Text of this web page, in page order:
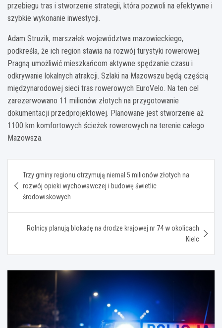
przebiegu tras i stworzenie strategii, która pozwoli na efektywne i
szybkie wykonanie inwestycji.
Adam Struzik, marszałek województwa mazowieckiego,
podkreśla, że ich region stawia na rozwój turystyki rowerowej.
Pragną umożliwić mieszkańcom aktywne spędzanie czasu i
odkrywanie lokalnych atrakcji. Szlaki na Mazowszu będą częścią
międzynarodowej sieci tras rowerowych EuroVelo. Na ten cel
zarezerwowano 11 milionów złotych na przygotowanie
dokumentacji przedprojektowej. Planowane jest stworzenie aż
1100 km komfortowych ścieżek rowerowych na terenie całego
Mazowsza.
wpisu
Trzy gminy regionu otrzymują niemal 5 milionów złotych na
rozwój opieki wychowawczej i budowę świetlic
środowiskowych
Rolnicy planują blokadę na drodze krajowej nr 74 w okolicach
Kielc